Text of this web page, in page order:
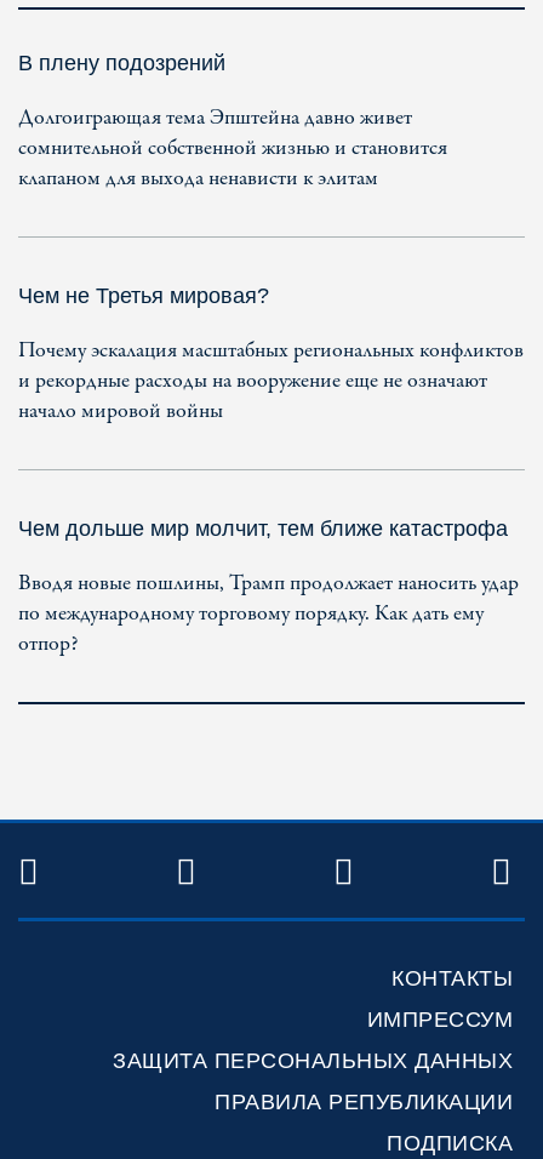
В плену подозрений
Долгоиграющая тема Эпштейна давно живет
сомнительной собственной жизнью и становится
клапаном для выхода ненависти к элитам
Чем не Третья мировая?
Почему эскалация масштабных региональных конфликтов
и рекордные расходы на вооружение еще не означают
начало мировой войны
Чем дольше мир молчит, тем ближе катастрофа
Вводя новые пошлины, Трамп продолжает наносить удар
по международному торговому порядку. Как дать ему
отпор?
TWITTER FACEBOOKYOUTUBE
КОНТАКТЫ
ИМПРЕССУМ
ЗАЩИТА ПЕРСОНАЛЬНЫХ ДАННЫХ
ПРАВИЛА РЕПУБЛИКАЦИИ
ПОДПИСКА